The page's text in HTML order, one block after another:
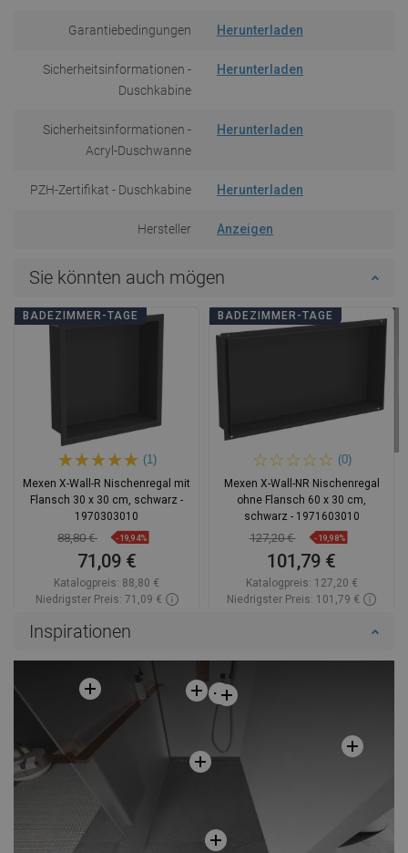
Garantiebedingungen Herunterladen
Sicherheitsinformationen -
Duschkabine
Herunterladen
Sicherheitsinformationen -
Acryl-Duschwanne
Herunterladen
PZH-Zertifikat - Duschkabine Herunterladen
Hersteller Anzeigen
Sie könnten auch mögen
BADEZIMMER-TAGE
(1)
Mexen X-Wall-R Nischenregal mit
Flansch 30 x 30 cm, schwarz -
1970303010
88,80 € -19,94%
71,09 €
Katalogpreis: 88,80 €
Niedrigster Preis: 71,09 €
Favorit
Vergleichen
BADEZIMMER-TAGE
(0)
Mexen X-Wall-NR Nischenregal
ohne Flansch 60 x 30 cm,
schwarz - 1971603010
127,20 € -19,98%
101,79 €
Katalogpreis: 127,20 €
Niedrigster Preis: 101,79 €
Inspirationen